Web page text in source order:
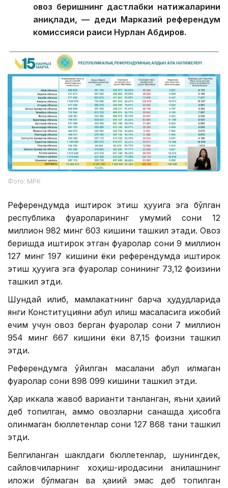
овоз беришнинг дастлабки натижаларини
аниқлади, — деди Марказий референдум
комиссияси раиси Нурлан Абдиров.
Фото: МРК
Референдумда иштирок этиш ҳуқуқига эга бўлган
республика фуқароларининг умумий сони 12
миллион 982 минг 603 кишини ташкил этади. Овоз
беришда иштирок этган фуқаролар сони 9 миллион
127 минг 197 кишини ёки референдумда иштирок
этиш ҳуқуқига эга фуқаролар сонининг 73,12 фоизини
ташкил этди.
Шундай қилиб, мамлакатнинг барча ҳудудларида
янги Конституцияни қабул қилиш масаласига ижобий
ечим учун овоз берган фуқаролар сони 7 миллион
954 минг 667 кишини ёки 87,15 фоизни ташкил
этди.
Референдумга қўйилган масалани қабул қилмаган
фуқаролар сони 898 099 кишини ташкил этди.
Ҳар иккала жавоб варианти танланган, яъни ҳақиқий
деб топилган, аммо овозларни санашда ҳисобга
олинмаган бюллетенлар сони 127 868 тани ташкил
этди.
Белгиланган шаклдаги бюллетенлар, шунингдек,
сайловчиларнинг хоҳиш-иродасини аниқлашнинг
иложи бўлмаган ва ҳақиқий эмас деб топилган